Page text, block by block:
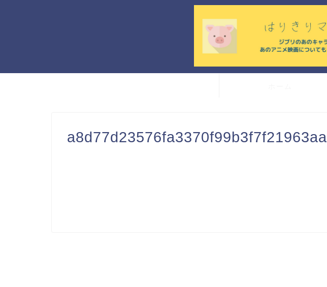
a8d77d23576fa3370f99b3f7f21963aa